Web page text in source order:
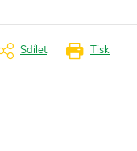
Tisk
Sdílet